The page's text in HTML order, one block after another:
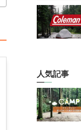
人気記事